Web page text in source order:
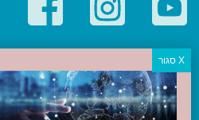
קטגוריות פופולריות
יעדים
טיולים בישראל